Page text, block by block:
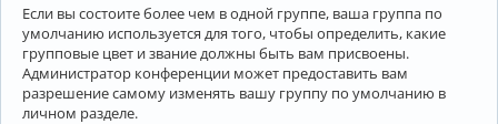
Если вы состоите более чем в одной группе, ваша группа по
умолчанию используется для того, чтобы определить, какие
групповые цвет и звание должны быть вам присвоены.
Администратор конференции может предоставить вам
разрешение самому изменять вашу группу по умолчанию в
личном разделе.